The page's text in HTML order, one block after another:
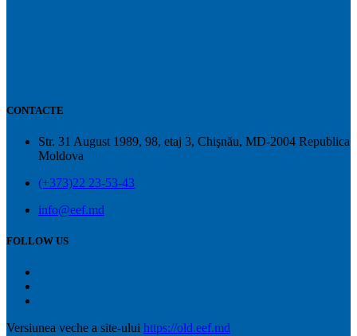
CONTACTE
Str. 31 August 1989, 98, etaj 3, Chişnău, MD-2004 Republica
Moldova
(+373)22 23-53-43
info@eef.md
FOLLOW US
Versiunea veche a site-ului https://old.eef.md